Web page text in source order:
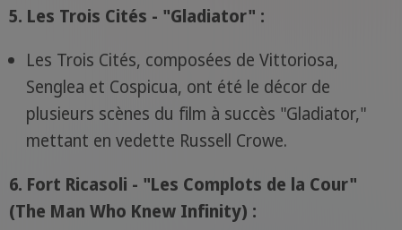
5. Les Trois Cités - "Gladiator" :
Les Trois Cités, composées de Vittoriosa,
Senglea et Cospicua, ont été le décor de
plusieurs scènes du film à succès "Gladiator,"
mettant en vedette Russell Crowe.
6. Fort Ricasoli - "Les Complots de la Cour"
(The Man Who Knew Infinity) :